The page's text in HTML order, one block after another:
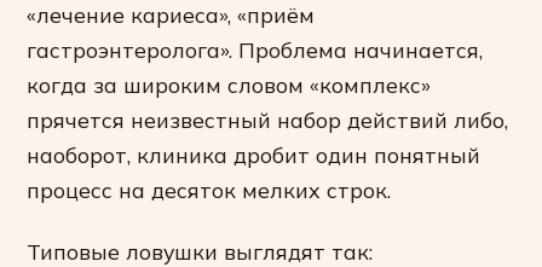
«лечение кариеса», «приём
гастроэнтеролога». Проблема начинается,
когда за широким словом «комплекс»
прячется неизвестный набор действий либо,
наоборот, клиника дробит один понятный
процесс на десяток мелких строк.
Типовые ловушки выглядят так: